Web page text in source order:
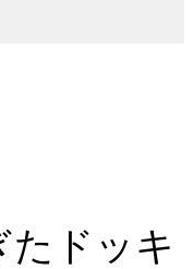
たドッキ